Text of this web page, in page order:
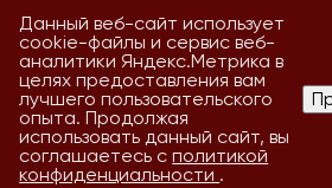
Данный веб-сайт использует
cookie-файлы и сервис веб-
аналитики Яндекс.Метрика в
целях предоставления вам
лучшего пользовательского
опыта. Продолжая
использовать данный сайт, вы
соглашаетесь сполитикой
конфиденциальности .